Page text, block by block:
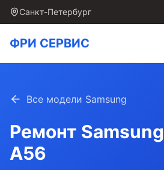
Санкт-Петербург
ФРИ СЕРВИС
Все модели Samsung
Ремонт Samsung
A56